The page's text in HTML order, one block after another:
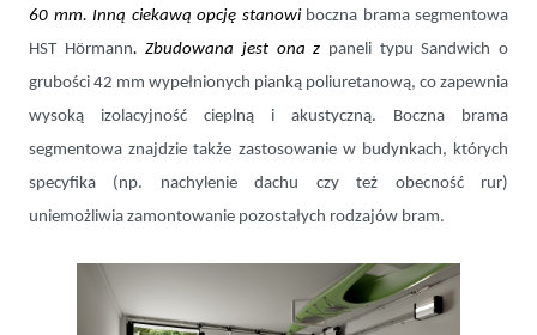
60 mm. Inną ciekawą opcję stanowi boczna brama segmentowa
HST Hörmann. Zbudowana jest ona z paneli typu Sandwich o
grubości 42 mm wypełnionych pianką poliuretanową, co zapewnia
wysoką izolacyjność cieplną i akustyczną. Boczna brama
segmentowa znajdzie także zastosowanie w budynkach, których
specyfika (np. nachylenie dachu czy też obecność rur)
uniemożliwia zamontowanie pozostałych rodzajów bram.